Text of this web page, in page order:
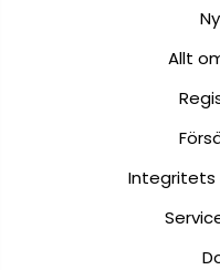
Allt
Integritets